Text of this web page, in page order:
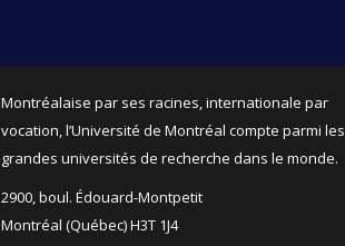
Montréalaise par ses racines, internationale par
vocation, l’Université de Montréal compte parmi les
grandes universités de recherche dans le monde.
2900, boul. Édouard-Montpetit
Montréal (Québec) H3T 1J4